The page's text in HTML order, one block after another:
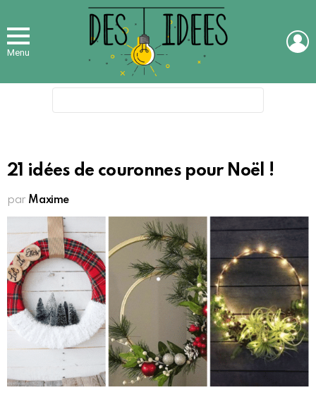
Menu
21 idées de couronnes pour Noël !
par Maxime